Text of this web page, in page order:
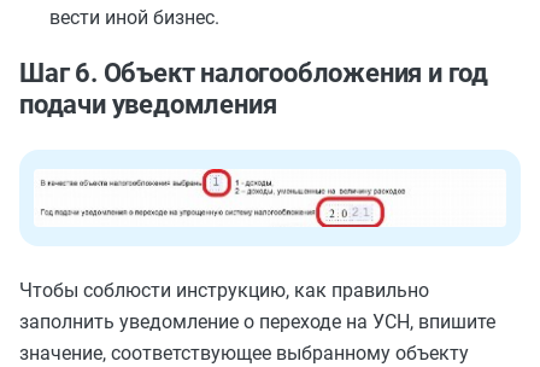
вести иной бизнес.
Шаг 6. Объект налогообложения и год
подачи уведомления
Чтобы соблюсти инструкцию, как правильно
заполнить уведомление о переходе на УСН, впишите
значение, соответствующее выбранному объекту